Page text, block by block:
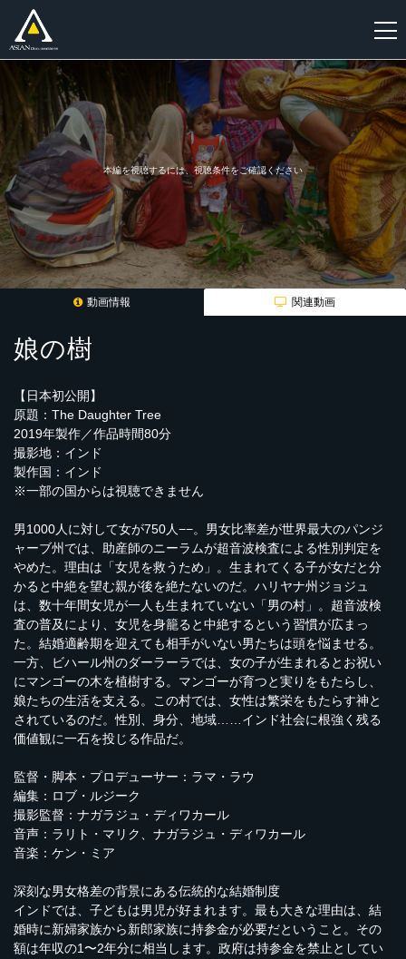
新
規
登
録
本編を視聴するには、視聴条件をご確認ください
動画情報 関連動画
娘の樹
【日本初公開】
原題：The Daughter Tree
2019年製作／作品時間80分
撮影地：インド
製作国：インド
※一部の国からは視聴できません
男1000人に対して女が750人−−。男女比率差が世界最大のパンジ
ャーブ州では、助産師のニーラムが超音波検査による性別判定を
やめた。理由は「女児を救うため」。生まれてくる子が女だと分
かると中絶を望む親が後を絶たないのだ。ハリヤナ州ジョジュ
は、数十年間女児が一人も生まれていない「男の村」。超音波検
査の普及により、女児を身籠ると中絶するという習慣が広まっ
た。結婚適齢期を迎えても相手がいない男たちは頭を悩ませる。
一方、ビハール州のダーラーラでは、女の子が生まれるとお祝い
にマンゴーの木を植樹する。マンゴーが育つと実りをもたらし、
娘たちの生活を支える。この村では、女性は繁栄をもたらす神と
されているのだ。性別、身分、地域……インド社会に根強く残る
価値観に一石を投じる作品だ。
監督・脚本・プロデューサー：ラマ・ラウ
編集：ロブ・ルジーク
撮影監督：ナガラジュ・ディワカール
音声：ラリト・マリク、ナガラジュ・ディワカール
音楽：ケン・ミア
深刻な男女格差の背景にある伝統的な結婚制度
インドでは、子どもは男児が好まれます。最も大きな理由は、結
婚時に新婦家族から新郎家族に持参金が必要だということ。その
額は年収の1〜2年分に相当します。政府は持参金を禁止としてい